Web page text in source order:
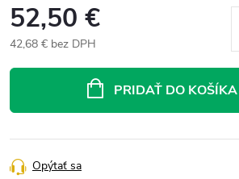
52,50 €
42,68 € bez DPH
PRIDAŤ DO KOŠÍKA
Opýtať sa